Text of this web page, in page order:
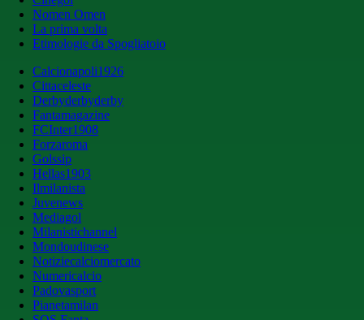
Nomen Omen
La prima volta
Etimologie da Spogliatoio
Calcionapoli1926
Cittaceleste
Derbyderbyderby
Fantamagazine
FCInter1908
Forzaroma
Golssip
Hellas1903
Ilmilanista
Juvenews
Mediagol
Milanistichannel
Mondoudinese
Notiziecalciomercato
Numericalcio
Padovasport
Pianetamilan